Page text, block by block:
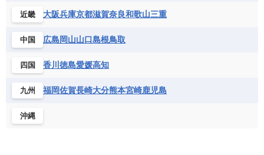
近畿 大阪兵庫京都滋賀奈良和歌山三重
中国 広島岡山山口島根鳥取
四国 香川 徳島愛媛高知
九州 福岡佐賀長崎大分熊本宮崎鹿児島
沖縄